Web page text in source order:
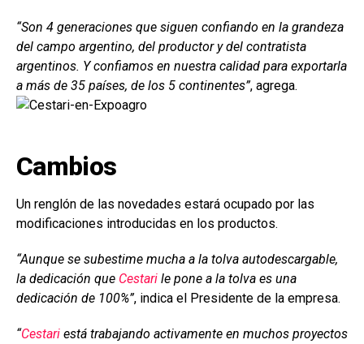
“Son 4 generaciones que siguen confiando en la grandeza
del campo argentino, del productor y del contratista
argentinos. Y confiamos en nuestra calidad para exportarla
a más de 35 países, de los 5 continentes”, agrega.
Cambios
Un renglón de las novedades estará ocupado por las
modificaciones introducidas en los productos.
“Aunque se subestime mucha a la tolva autodescargable,
la dedicación que Cestari le pone a la tolva es una
dedicación de 100%”, indica el Presidente de la empresa.
“Cestari está trabajando activamente en muchos proyectos